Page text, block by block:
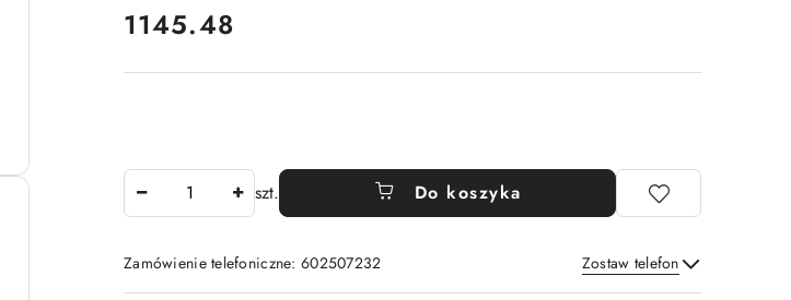
cena:
1145.48
szt. Do koszyka
Zamówienie telefoniczne: 602507232 Zostaw telefon
Wyślij